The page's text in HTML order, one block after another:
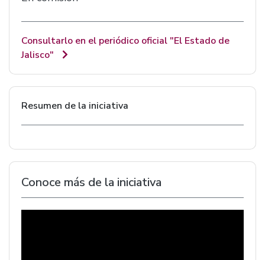
Consultarlo en el periódico oficial "El Estado de
Jalisco"
Resumen de la iniciativa
Conoce más de la iniciativa